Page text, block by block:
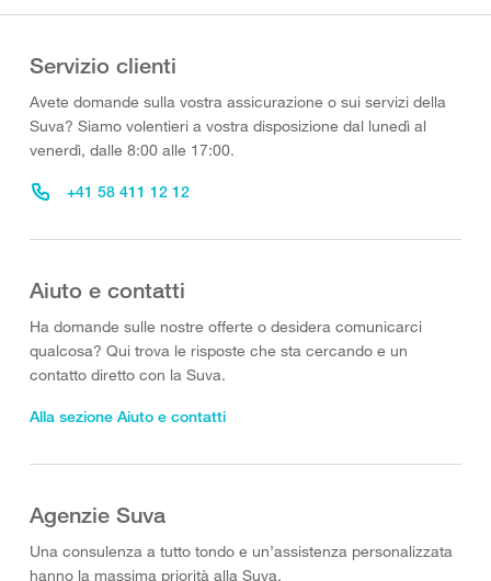
Servizio clienti
Avete domande sulla vostra assicurazione o sui servizi della
Suva? Siamo volentieri a vostra disposizione dal lunedì al
venerdì, dalle 8:00 alle 17:00.
+41 58 411 12 12
Aiuto e contatti
Ha domande sulle nostre offerte o desidera comunicarci
qualcosa? Qui trova le risposte che sta cercando e un
contatto diretto con la Suva.
Alla sezione Aiuto e contatti
Agenzie Suva
Una consulenza a tutto tondo e un’assistenza personalizzata
hanno la massima priorità alla Suva.